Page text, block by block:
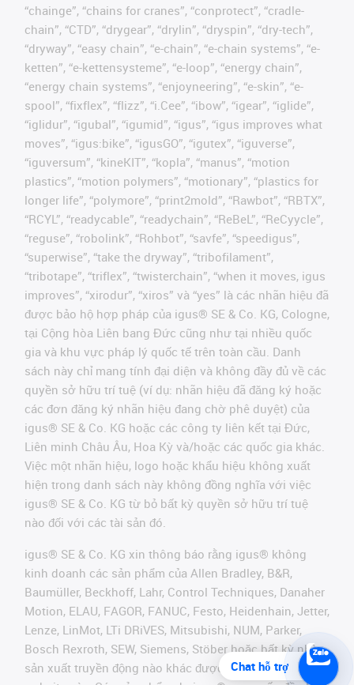
“chainge”, “chains for cranes”, “conprotect”, “cradle-
chain”, “CTD”, “drygear”, “drylin”, “dryspin”, “dry-tech”,
“dryway”, “easy chain”, “e-chain”, “e-chain systems”, “e-
ketten”, “e-kettensysteme”, “e-loop”, “energy chain”,
“energy chain systems”, “enjoyneering”, “e-skin”, “e-
spool”, “fixflex”, “flizz”, “i.Cee”, “ibow”, “igear”, “iglide”,
“iglidur”, “igubal”, “igumid”, “igus”, “igus improves what
moves”, “igus:bike”, “igusGO”, “igutex”, “iguverse”,
“iguversum”, “kineKIT”, “kopla”, “manus”, “motion
plastics”, “motion polymers”, “motionary”, “plastics for
longer life”, “polymore”, “print2mold”, “Rawbot”, “RBTX”,
“RCYL”, “readycable”, “readychain”, “ReBeL”, “ReCyycle”,
“reguse”, “robolink”, “Rohbot”, “savfe”, “speedigus”,
“superwise”, “take the dryway”, “tribofilament”,
“tribotape”, “triflex”, “twisterchain”, “when it moves, igus
improves”, “xirodur”, “xiros” và “yes” là các nhãn hiệu đã
được bảo hộ hợp pháp của igus® SE & Co. KG, Cologne,
tại Cộng hòa Liên bang Đức cũng như tại nhiều quốc
gia và khu vực pháp lý quốc tế trên toàn cầu. Danh
sách này chỉ mang tính đại diện và không đầy đủ về các
quyền sở hữu trí tuệ (ví dụ: nhãn hiệu đã đăng ký hoặc
các đơn đăng ký nhãn hiệu đang chờ phê duyệt) của
igus® SE & Co. KG hoặc các công ty liên kết tại Đức,
Liên minh Châu Âu, Hoa Kỳ và/hoặc các quốc gia khác.
Việc một nhãn hiệu, logo hoặc khẩu hiệu không xuất
hiện trong danh sách này không đồng nghĩa với việc
igus® SE & Co. KG từ bỏ bất kỳ quyền sở hữu trí tuệ
nào đối với các tài sản đó.
igus® SE & Co. KG xin thông báo rằng igus® không
kinh doanh các sản phẩm của Allen Bradley, B&R,
Baumüller, Beckhoff, Lahr, Control Techniques, Danaher
Motion, ELAU, FAGOR, FANUC, Festo, Heidenhain, Jetter,
Lenze, LinMot, LTi DRiVES, Mitsubishi, NUM, Parker,
Bosch Rexroth, SEW, Siemens, Stöber hoặc bất kỳ nhà
sản xuất truyền động nào khác được đề cập trên
Chat hỗ trợ